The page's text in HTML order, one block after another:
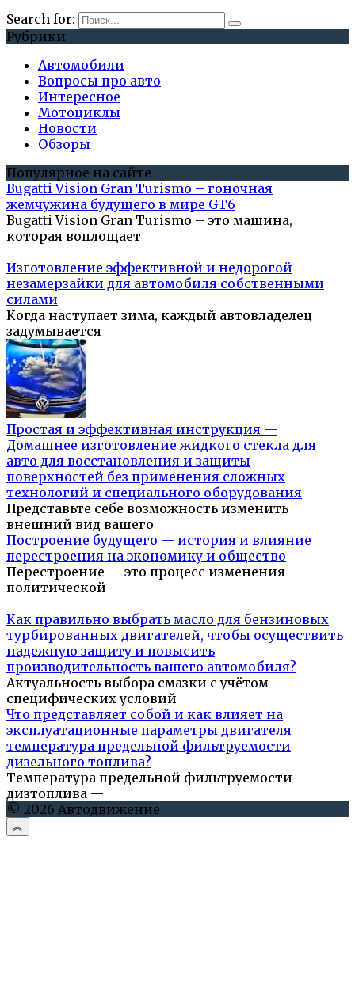
Search for:
Рубрики
Автомобили
Вопросы про авто
Интересное
Мотоциклы
Новости
Обзоры
Популярное на сайте
Bugatti Vision Gran Turismo – гоночная
жемчужина будущего в мире GT6
Bugatti Vision Gran Turismo – это машина,
которая воплощает
Изготовление эффективной и недорогой
незамерзайки для автомобиля собственными
силами
Когда наступает зима, каждый автовладелец
задумывается
Простая и эффективная инструкция —
Домашнее изготовление жидкого стекла для
авто для восстановления и защиты
поверхностей без применения сложных
технологий и специального оборудования
Представьте себе возможность изменить
внешний вид вашего
Построение будущего — история и влияние
перестроения на экономику и общество
Перестроение — это процесс изменения
политической
Как правильно выбрать масло для бензиновых
турбированных двигателей, чтобы осуществить
надежную защиту и повысить
производительность вашего автомобиля?
Актуальность выбора смазки с учётом
специфических условий
Что представляет собой и как влияет на
эксплуатационные параметры двигателя
температура предельной фильтруемости
дизельного топлива?
Температура предельной фильтруемости
дизтоплива —
© 2026 Автодвижение